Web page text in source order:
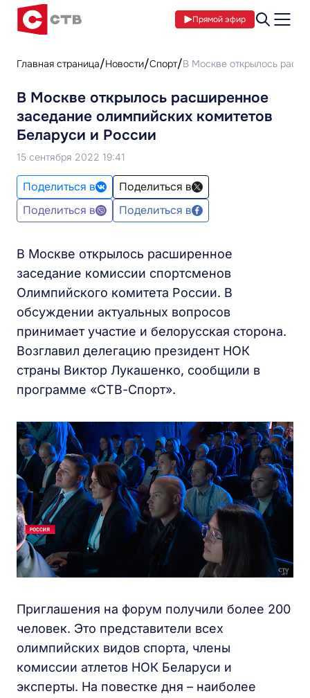
Прямой эфир
Главная страница Новости Спорт В Москве открылось
В Москве открылось расширенное
заседание олимпийских комитетов
Беларуси и России
15 сентября 2022 19:41
Поделиться в
Поделиться в
Поделиться в
Поделиться в
В Москве открылось расширенное
заседание комиссии спортсменов
Олимпийского комитета России. В
обсуждении актуальных вопросов
принимает участие и белорусская сторона.
Возглавил делегацию президент НОК
страны Виктор Лукашенко, сообщили в
программе «СТВ-Спорт».
Приглашения на форум получили более 200
человек. Это представители всех
олимпийских видов спорта, члены
комиссии атлетов НОК Беларуси и
эксперты. На повестке дня – наиболее